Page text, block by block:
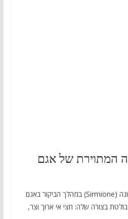
המתוירת של אגם
אי אפשר לפספס את סירמיונה (Sirmione) במהלך הביקור באגם
בצורה שלה: חצי אי ארוך וצר,